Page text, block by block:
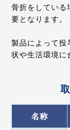
⾻折をしている
要となります。
製品によって投
状や⽣活環境に
名称